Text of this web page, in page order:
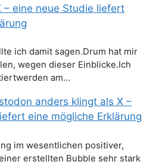
– eine neue Studie liefert
ich damit sagen.Drum hat mir
wegen dieser Einblicke.Ich
am…
anders klingt als X –
eine mögliche Erklärung
im wesentlichen positiver,
erstellten Bubble sehr stark